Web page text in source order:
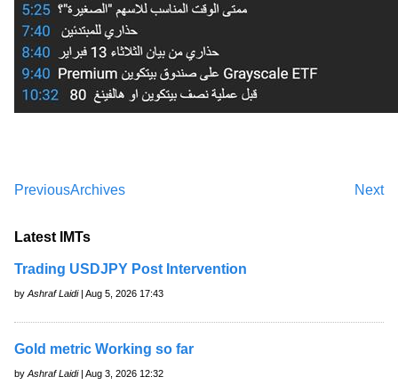
Previous Next
Archives
Latest IMTs
Trading USDJPY Post Intervention
by Ashraf Laidi| Aug 5, 2026 17:43
Gold metric Working so far
by Ashraf Laidi| Aug 3, 2026 12:32